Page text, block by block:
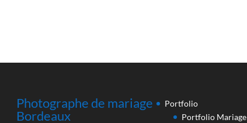
Photographe de mariage
Bordeaux
Portfolio
Portfolio Mariage